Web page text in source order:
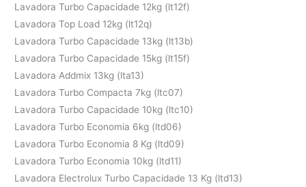
Lavadora Turbo Capacidade 12kg (lt12f)
Lavadora Top Load 12kg (lt12q)
Lavadora Turbo Capacidade 13kg (lt13b)
Lavadora Turbo Capacidade 15kg (lt15f)
Lavadora Addmix 13kg (lta13)
Lavadora Turbo Compacta 7kg (ltc07)
Lavadora Turbo Capacidade 10kg (ltc10)
Lavadora Turbo Economia 6kg (ltd06)
Lavadora Turbo Economia 8 Kg (ltd09)
Lavadora Turbo Economia 10kg (ltd11)
Lavadora Electrolux Turbo Capacidade 13 Kg (ltd13)